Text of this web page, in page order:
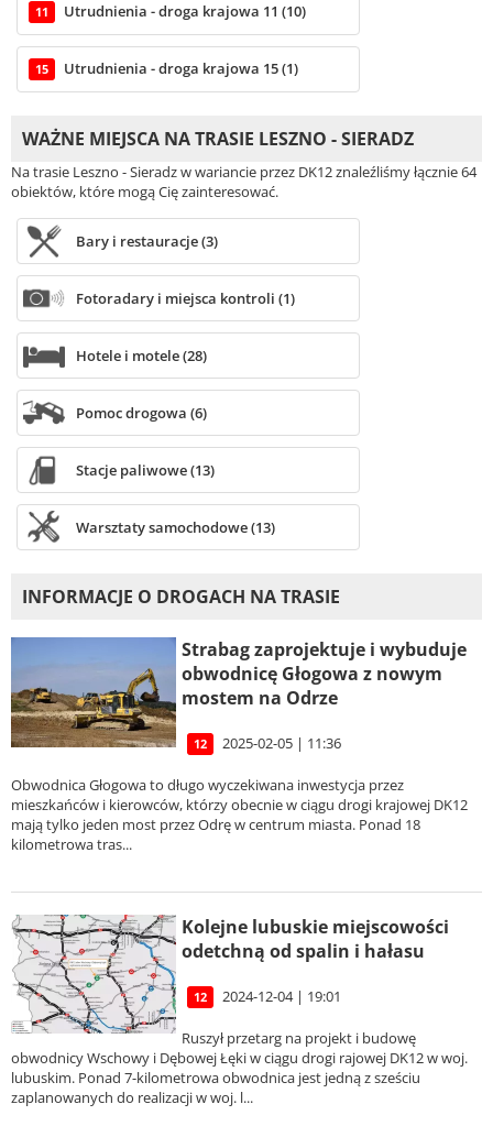
11 Utrudnienia - droga krajowa 11 (10)
15 Utrudnienia - droga krajowa 15 (1)
WAŻNE MIEJSCA NA TRASIE LESZNO - SIERADZ
Na trasie Leszno - Sieradz w wariancie przez DK12 znaleźliśmy łącznie 64
obiektów, które mogą Cię zainteresować.
Bary i restauracje (3)
Fotoradary i miejsca kontroli (1)
Hotele i motele (28)
Pomoc drogowa (6)
Stacje paliwowe (13)
Warsztaty samochodowe (13)
INFORMACJE O DROGACH NA TRASIE
Strabag zaprojektuje i wybuduje
obwodnicę Głogowa z nowym
mostem na Odrze
12 2025-02-05 | 11:36
Obwodnica Głogowa to długo wyczekiwana inwestycja przez
mieszkańców i kierowców, którzy obecnie w ciągu drogi krajowej DK12
mają tylko jeden most przez Odrę w centrum miasta. Ponad 18
kilometrowa tras...
Kolejne lubuskie miejscowości
odetchną od spalin i hałasu
12 2024-12-04 | 19:01
Ruszył przetarg na projekt i budowę
obwodnicy Wschowy i Dębowej Łęki w ciągu drogi rajowej DK12 w woj.
lubuskim. Ponad 7-kilometrowa obwodnica jest jedną z sześciu
zaplanowanych do realizacji w woj. l...